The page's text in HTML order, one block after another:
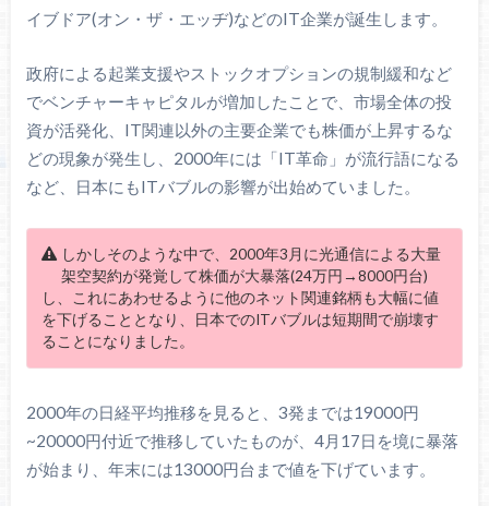
イブドア(オン・ザ・エッヂ)などのIT企業が誕生します。
政府による起業支援やストックオプションの規制緩和など
でベンチャーキャピタルが増加したことで、市場全体の投
資が活発化、IT関連以外の主要企業でも株価が上昇するな
どの現象が発生し、2000年には「IT革命」が流行語になる
など、日本にもITバブルの影響が出始めていました。
しかしそのような中で、2000年3月に光通信による大量
架空契約が発覚して株価が大暴落(24万円→8000円台)
し、これにあわせるように他のネット関連銘柄も大幅に値
を下げることとなり、日本でのITバブルは短期間で崩壊す
ることになりました。
2000年の日経平均推移を見ると、3発までは19000円
~20000円付近で推移していたものが、4月17日を境に暴落
が始まり、年末には13000円台まで値を下げています。